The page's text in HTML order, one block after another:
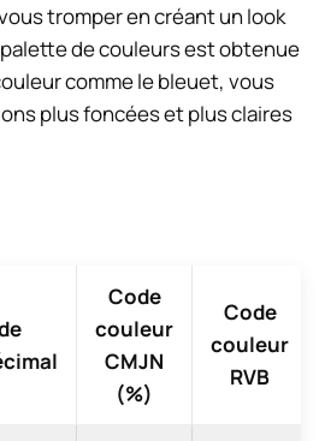
tromper en créant un look
de couleurs est obtenue
comme le bleuet, vous
plus foncées et plus claires
Code
couleur
CMJN
(%)
Code
couleur
RVB